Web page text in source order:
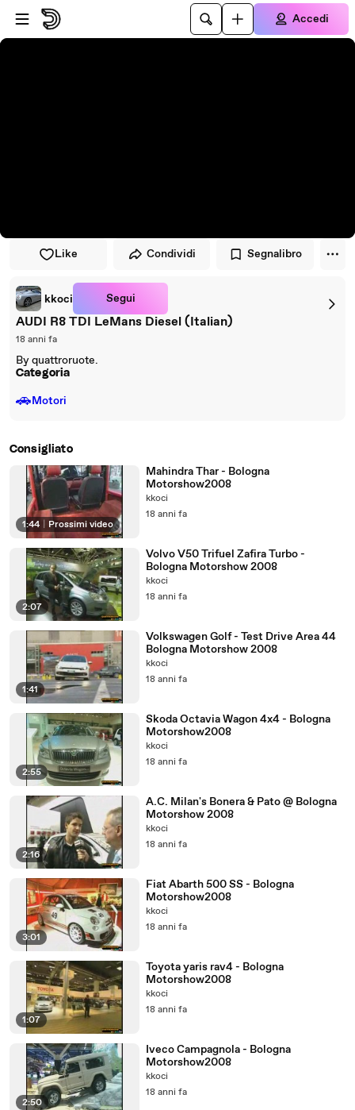
Vai al lettore
Passa al contenuto principale
Accedi
Like Condividi Segnalibro
kkoci Segui
AUDI R8 TDI LeMans Diesel (Italian)
18 anni fa
By quattroruote.
Categoria
🚗Motori
Consigliato
1:44 Prossimi video
Mahindra Thar - Bologna
Motorshow2008
kkoci
18 anni fa
2:07
Volvo V50 Trifuel Zafira Turbo -
Bologna Motorshow 2008
kkoci
18 anni fa
1:41
Volkswagen Golf - Test Drive Area 44
Bologna Motorshow 2008
kkoci
18 anni fa
2:55
Skoda Octavia Wagon 4x4 - Bologna
Motorshow2008
kkoci
18 anni fa
2:16
A.C. Milan's Bonera & Pato @ Bologna
Motorshow 2008
kkoci
18 anni fa
3:01
Fiat Abarth 500 SS - Bologna
Motorshow2008
kkoci
18 anni fa
1:07
Toyota yaris rav4 - Bologna
Motorshow2008
kkoci
18 anni fa
2:50
Iveco Campagnola - Bologna
Motorshow2008
kkoci
18 anni fa